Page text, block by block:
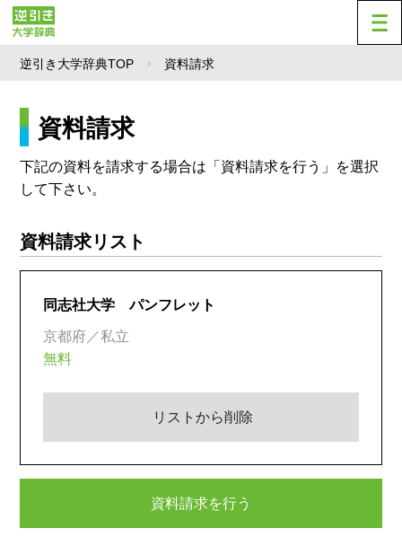
逆引き大学辞典TOP 資料請求
資料請求
下記の資料を請求する場合は「資料請求を行う」を選択
して下さい。
資料請求リスト
同志社大学 パンフレット
京都府／私立
無料
リストから削除
資料請求を行う